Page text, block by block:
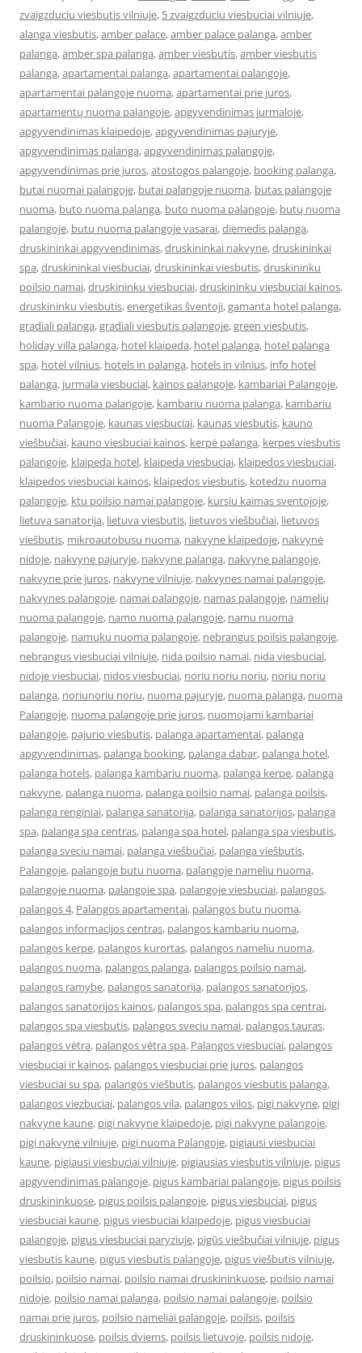
zvaigzduciu viesbutis vilniuje, 5 zvaigzduciu viesbuciai vilniuje,
alanga viesbutis,amber palace,amber palace palanga,amber
palanga,amber spa palanga,amber viesbutis,amber viesbutis
palanga,apartamentai palanga,apartamentai palangoje,
apartamentai palangoje nuoma,apartamentai prie juros,
apartamentų nuoma palangoje,apgyvendinimas jurmaloje,
apgyvendinimas klaipedoje,apgyvendinimas pajuryje,
apgyvendinimas palanga,apgyvendinimas palangoje,
apgyvendinimas prie juros,atostogos palangoje, booking palanga,
butai nuomai palangoje, butai palangoje nuoma, butas palangoje
nuoma, buto nuoma palanga, buto nuoma palangoje, butų nuoma
palangoje, butu nuoma palangoje vasarai,diemedis palanga,
druskininkai apgyvendinimas,druskininkai nakvyne,druskininkai
spa,druskininkai viesbuciai,druskininkai viesbutis,druskininku
poilsio namai,druskininku viesbuciai,druskininku viesbuciai kainos,
druskininku viesbutis,energetikas šventoji,gamanta hotel palanga,
gradiali palanga,gradiali viesbutis palangoje,green viesbutis,
holiday villa palanga, hotel klaipeda, hotel palanga, hotel palanga
spa, hotel vilnius, hotels in palanga, hotels in vilnius, info hotel
palanga, jurmala viesbuciai, kainos palangoje, kambariai Palangoje,
kambario nuoma palangoje, kambariu nuoma palanga, kambariu
nuoma Palangoje, kaunas viesbuciai, kaunas viesbutis, kauno
viešbučiai, kauno viesbuciai kainos, kerpė palanga, kerpes viesbutis
palangoje, klaipeda hotel, klaipeda viesbuciai, klaipedos viesbuciai,
klaipedos viesbuciai kainos, klaipedos viesbutis, kotedzu nuoma
palangoje, ktu poilsio namai palangoje, kursiu kaimas sventojoje,
lietuva sanatorija, lietuva viesbutis, lietuvos viešbučiai, lietuvos
viešbutis, mikroautobusu nuoma, nakvyne klaipedoje, nakvynė
nidoje, nakvyne pajuryje, nakvyne palanga, nakvyne palangoje,
nakvyne prie juros, nakvyne vilniuje, nakvynes namai palangoje,
nakvynes palangoje, namai palangoje, namas palangoje, namelių
nuoma palangoje, namo nuoma palangoje, namu nuoma
palangoje, namuku nuoma palangoje, nebrangus poilsis palangoje,
nebrangus viesbuciai vilniuje, nida poilsio namai, nida viesbuciai,
nidoje viesbuciai, nidos viesbuciai, noriu noriu noriu, noriu noriu
palanga, noriunoriu noriu, nuoma pajuryje, nuoma palanga, nuoma
Palangoje, nuoma palangoje prie juros, nuomojami kambariai
palangoje, pajurio viesbutis, palanga apartamentai, palanga
apgyvendinimas, palanga booking, palanga dabar, palanga hotel,
palanga hotels, palanga kambariu nuoma, palanga kerpe, palanga
nakvyne, palanga nuoma, palanga poilsio namai, palanga poilsis,
palanga renginiai, palanga sanatorija, palanga sanatorijos, palanga
spa, palanga spa centras, palanga spa hotel, palanga spa viesbutis,
palanga sveciu namai, palanga viešbučiai, palanga viešbutis,
Palangoje, palangoje butu nuoma, palangoje nameliu nuoma,
palangoje nuoma, palangoje spa, palangoje viesbuciai, palangos,
palangos 4, Palangos apartamentai, palangos butu nuoma,
palangos informacijos centras, palangos kambariu nuoma,
palangos kerpe, palangos kurortas, palangos nameliu nuoma,
palangos nuoma, palangos palanga, palangos poilsio namai,
palangos ramybe, palangos sanatorija, palangos sanatorijos,
palangos sanatorijos kainos, palangos spa, palangos spa centrai,
palangos spa viesbutis, palangos sveciu namai, palangos tauras,
palangos vėtra, palangos vėtra spa, Palangos viesbuciai, palangos
viesbuciai ir kainos, palangos viesbuciai prie juros, palangos
viesbuciai su spa, palangos viešbutis, palangos viesbutis palanga,
palangos viezbuciai, palangos vila, palangos vilos, pigi nakvyne, pigi
nakvyne kaune, pigi nakvyne klaipedoje, pigi nakvyne palangoje,
pigi nakvynė vilniuje, pigi nuoma Palangoje, pigiausi viesbuciai
kaune, pigiausi viesbuciai vilniuje, pigiausias viesbutis vilniuje, pigus
apgyvendinimas palangoje, pigus kambariai palangoje, pigus poilsis
druskininkuose, pigus poilsis palangoje, pigus viesbuciai, pigus
viesbuciai kaune, pigus viesbuciai klaipedoje, pigus viesbuciai
palangoje, pigus viesbuciai paryziuje, pigūs viešbučiai vilniuje, pigus
viesbutis kaune, pigus viesbutis palangoje, pigus viešbutis vilniuje,
poilsio, poilsio namai, poilsio namai druskininkuose, poilsio namai
nidoje, poilsio namai palanga, poilsio namai palangoje, poilsio
namai prie juros, poilsio nameliai palangoje, poilsis, poilsis
druskininkuose, poilsis dviems, poilsis lietuvoje, poilsis nidoje,